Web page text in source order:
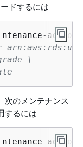
ドするには
\
次のメンテナンス
するには